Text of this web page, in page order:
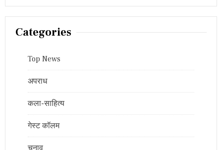
Categories
Top News
अपराध
कला-साहित्य
गेस्ट कॉलम
चुनाव